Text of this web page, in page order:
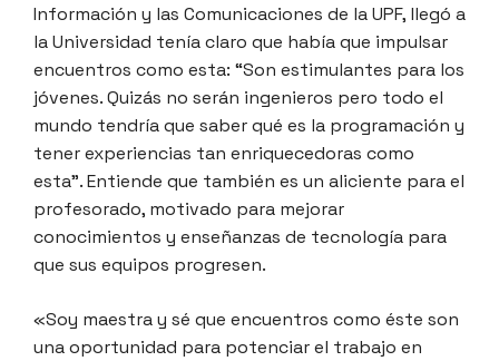
Información y las Comunicaciones de la UPF, llegó a
la Universidad tenía claro que había que impulsar
encuentros como esta: “Son estimulantes para los
jóvenes. Quizás no serán ingenieros pero todo el
mundo tendría que saber qué es la programación y
tener experiencias tan enriquecedoras como
esta”. Entiende que también es un aliciente para el
profesorado, motivado para mejorar
conocimientos y enseñanzas de tecnología para
que sus equipos progresen.
«Soy maestra y sé que encuentros como éste son
una oportunidad para potenciar el trabajo en